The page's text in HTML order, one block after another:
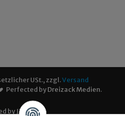
USt., zzgl.Versand
Perfected byDreizack Medien.
by JTL-Shop